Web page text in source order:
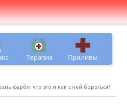
Терапия Приливы
фарби: что это и как с ней бороться?